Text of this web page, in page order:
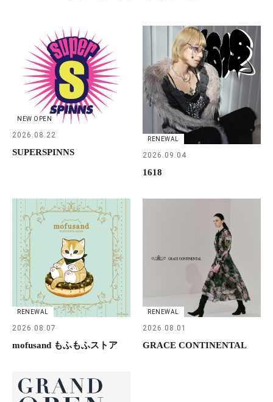
NEW OPEN
2026.08.22
SUPERSPINNS
RENEWAL
2026.09.04
1618
RENEWAL
2026.08.07
mofusand もふもふストア
RENEWAL
2026.08.01
GRACE CONTINENTAL